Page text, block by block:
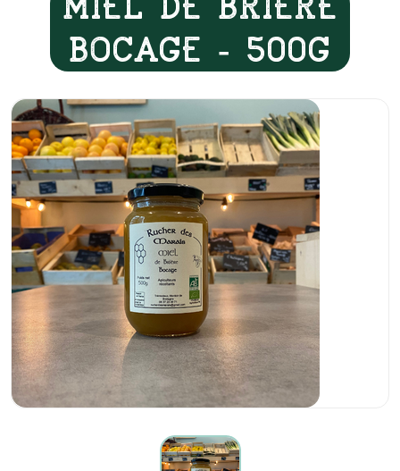
BOCAGE - 500G